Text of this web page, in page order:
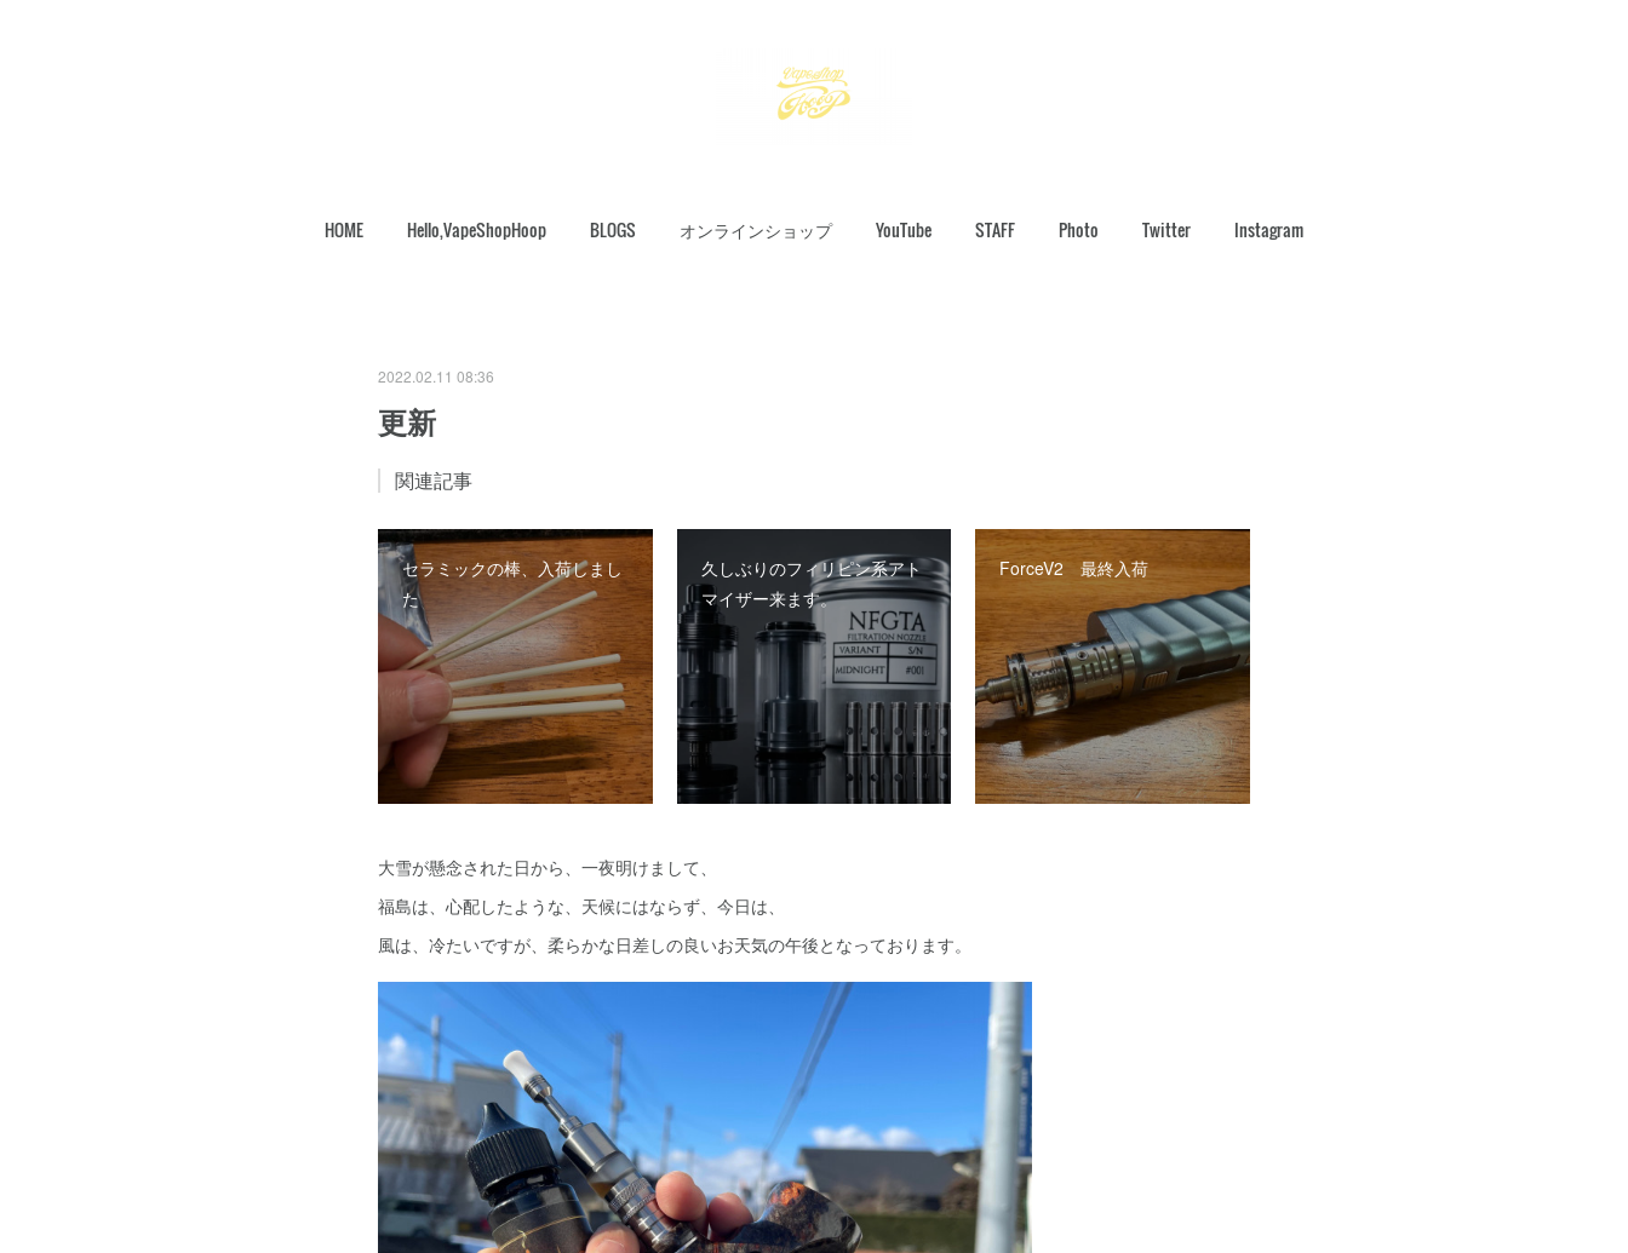
HOME Hello,VapeShopHoop BLOGS オンラインショップ YouTube STAFF Photo Twitter Instagram
2022.02.11 08:36
更新
関連記事
セラミックの棒、入荷しまし
た
久しぶりのフィリピン系アト
マイザー来ます。
ForceV2 最終入荷
大雪が懸念された日から、一夜明けまして、
福島は、心配したような、天候にはならず、今日は、
風は、冷たいですが、柔らかな日差しの良いお天気の午後となっております。